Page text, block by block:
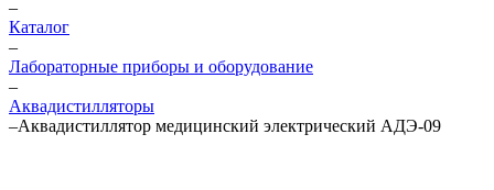
–
Каталог
–
Лабораторные приборы и оборудование
–
Аквадистилляторы
–Аквадистиллятор медицинский электрический АДЭ-09